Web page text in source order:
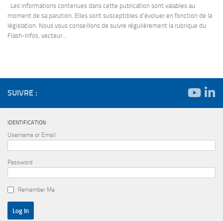
Les informations contenues dans cette publication sont valables au
moment de sa parution. Elles sont susceptibles d’évoluer en fonction de la
législation. Nous vous conseillons de suivre régulièrement la rubrique du
Flash-Infos, vecteur...
SUIVRE :
IDENTIFICATION
Username or Email
Password
Remember Me